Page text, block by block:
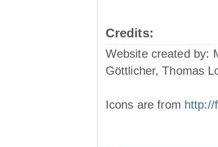
Credits:
Website created by:
Göttlicher, Thomas
Icons are from http://